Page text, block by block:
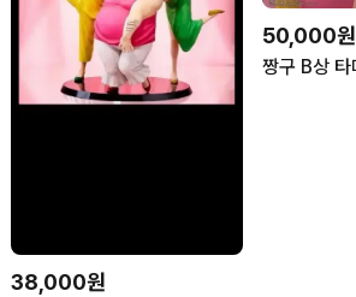
38,000원
50,000원